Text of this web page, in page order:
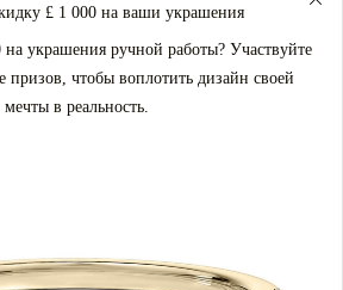
£ 1 000 на ваши украшения
украшения ручной работы? Участвуйте
чтобы воплотить дизайн своей
мечты в реальность.